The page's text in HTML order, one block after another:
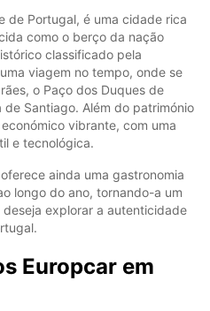
de Portugal, é uma cidade rica
como o berço da nação
classificado pela
viagem no tempo, onde se
o Paço dos Duques de
Santiago. Além do património
vibrante, com uma
e tecnológica.
ainda uma gastronomia
longo do ano, tornando-a um
explorar a autenticidade
Europcar em